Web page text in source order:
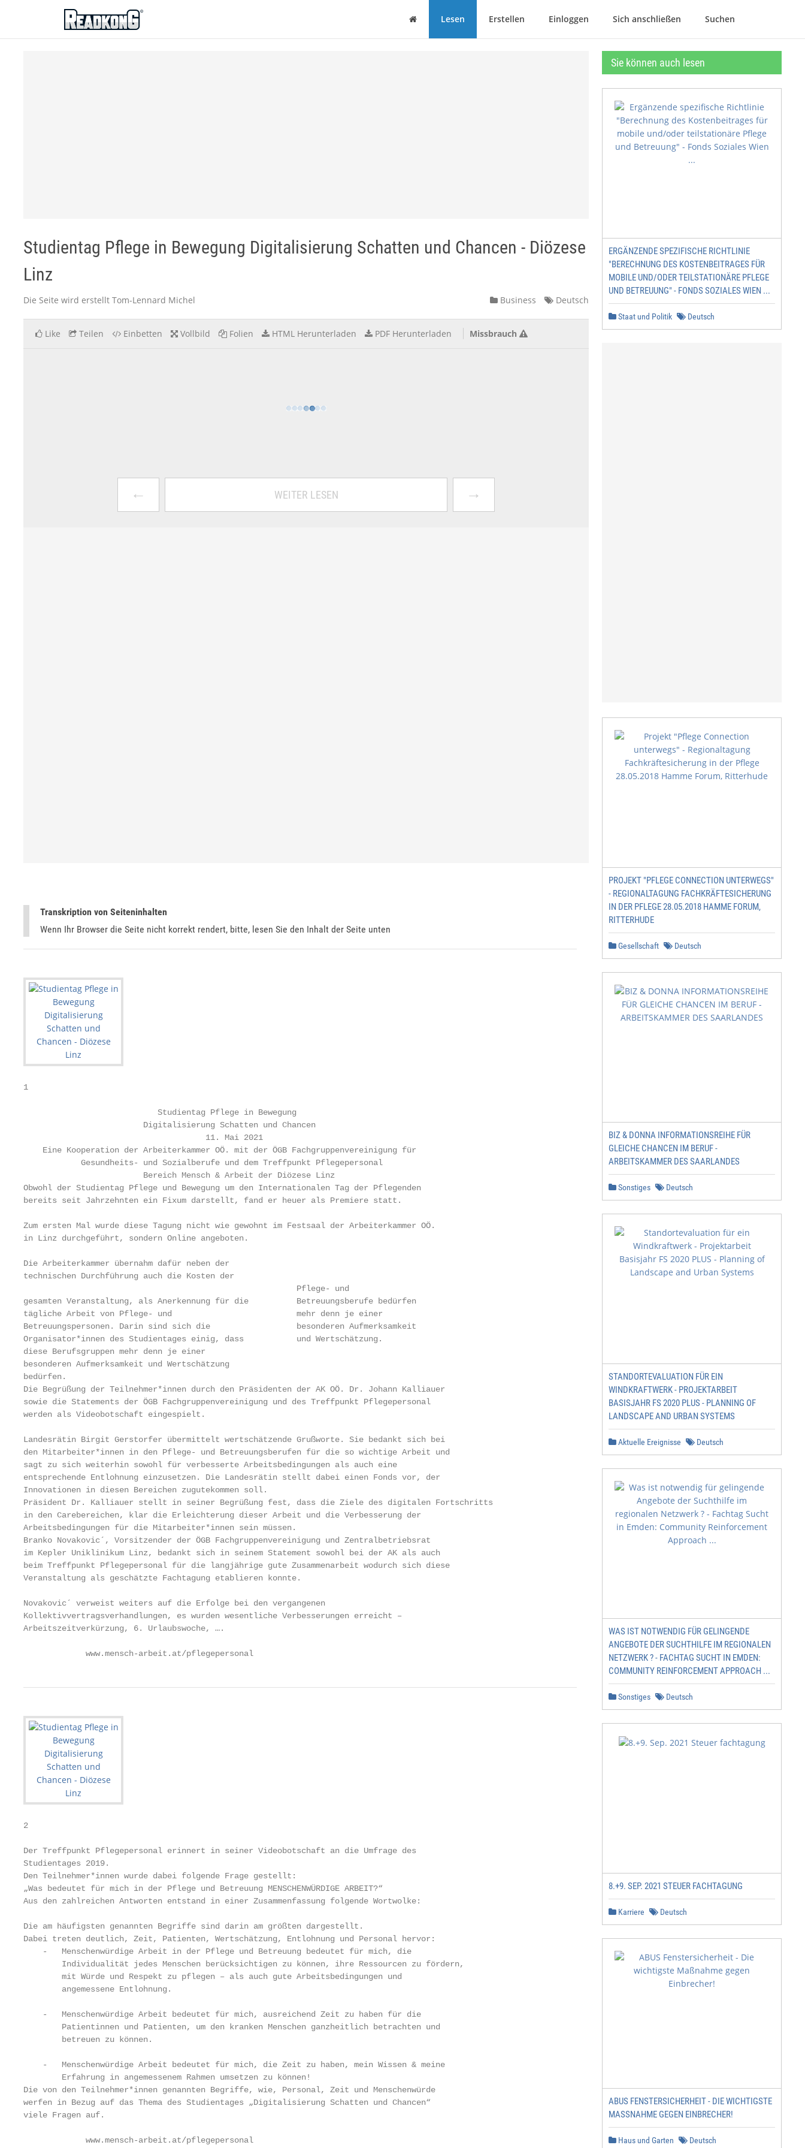
ReadkonG
Haus Lesen Erstellen Einloggen Sich anschließen Suchen
Studientag Pflege in Bewegung Digitalisierung Schatten und Chancen - Diözese
Linz
Die Seite wird erstellt Tom-Lennard Michel Business Deutsch
Like Teilen Einbetten Vollbild Folien HTML Herunterladen PDF Herunterladen Missbrauch
← WEITER LESEN →
Transkription von Seiteninhalten
Wenn Ihr Browser die Seite nicht korrekt rendert, bitte, lesen Sie den Inhalt der Seite unten
1
                            Studientag Pflege in Bewegung
                         Digitalisierung Schatten und Chancen
                                      11. Mai 2021
    Eine Kooperation der Arbeiterkammer OÖ. mit der ÖGB Fachgruppenvereinigung für
            Gesundheits- und Sozialberufe und dem Treffpunkt Pflegepersonal
                         Bereich Mensch & Arbeit der Diözese Linz
Obwohl der Studientag Pflege und Bewegung um den Internationalen Tag der Pflegenden
bereits seit Jahrzehnten ein Fixum darstellt, fand er heuer als Premiere statt.
Zum ersten Mal wurde diese Tagung nicht wie gewohnt im Festsaal der Arbeiterkammer OÖ.
in Linz durchgeführt, sondern Online angeboten.
Die Arbeiterkammer übernahm dafür neben der
technischen Durchführung auch die Kosten der
                                                         Pflege- und
gesamten Veranstaltung, als Anerkennung für die          Betreuungsberufe bedürfen
tägliche Arbeit von Pflege- und                          mehr denn je einer
Betreuungspersonen. Darin sind sich die                  besonderen Aufmerksamkeit
Organisator*innen des Studientages einig, dass           und Wertschätzung.
diese Berufsgruppen mehr denn je einer
besonderen Aufmerksamkeit und Wertschätzung
bedürfen.
Die Begrüßung der Teilnehmer*innen durch den Präsidenten der AK OÖ. Dr. Johann Kalliauer
sowie die Statements der ÖGB Fachgruppenvereinigung und des Treffpunkt Pflegepersonal
werden als Videobotschaft eingespielt.
Landesrätin Birgit Gerstorfer übermittelt wertschätzende Grußworte. Sie bedankt sich bei
den Mitarbeiter*innen in den Pflege- und Betreuungsberufen für die so wichtige Arbeit und
sagt zu sich weiterhin sowohl für verbesserte Arbeitsbedingungen als auch eine
entsprechende Entlohnung einzusetzen. Die Landesrätin stellt dabei einen Fonds vor, der
Innovationen in diesen Bereichen zugutekommen soll.
Präsident Dr. Kalliauer stellt in seiner Begrüßung fest, dass die Ziele des digitalen Fortschritts
in den Carebereichen, klar die Erleichterung dieser Arbeit und die Verbesserung der
Arbeitsbedingungen für die Mitarbeiter*innen sein müssen.
Branko Novakovic´, Vorsitzender der ÖGB Fachgruppenvereinigung und Zentralbetriebsrat
im Kepler Uniklinikum Linz, bedankt sich in seinem Statement sowohl bei der AK als auch
beim Treffpunkt Pflegepersonal für die langjährige gute Zusammenarbeit wodurch sich diese
Veranstaltung als geschätzte Fachtagung etablieren konnte.
Novakovic´ verweist weiters auf die Erfolge bei den vergangenen
Kollektivvertragsverhandlungen, es wurden wesentliche Verbesserungen erreicht –
Arbeitszeitverkürzung, 6. Urlaubswoche, ….
             www.mensch-arbeit.at/pflegepersonal
2
Der Treffpunkt Pflegepersonal erinnert in seiner Videobotschaft an die Umfrage des
Studientages 2019.
Den Teilnehmer*innen wurde dabei folgende Frage gestellt:
„Was bedeutet für mich in der Pflege und Betreuung MENSCHENWÜRDIGE ARBEIT?“
Aus den zahlreichen Antworten entstand in einer Zusammenfassung folgende Wortwolke:
Die am häufigsten genannten Begriffe sind darin am größten dargestellt.
Dabei treten deutlich, Zeit, Patienten, Wertschätzung, Entlohnung und Personal hervor:
    -   Menschenwürdige Arbeit in der Pflege und Betreuung bedeutet für mich, die
        Individualität jedes Menschen berücksichtigen zu können, ihre Ressourcen zu fördern,
        mit Würde und Respekt zu pflegen – als auch gute Arbeitsbedingungen und
        angemessene Entlohnung.
    -   Menschenwürdige Arbeit bedeutet für mich, ausreichend Zeit zu haben für die
        Patientinnen und Patienten, um den kranken Menschen ganzheitlich betrachten und
        betreuen zu können.
    -   Menschenwürdige Arbeit bedeutet für mich, die Zeit zu haben, mein Wissen & meine
        Erfahrung in angemessenem Rahmen umsetzen zu können!
Die von den Teilnehmer*innen genannten Begriffe, wie, Personal, Zeit und Menschenwürde
werfen in Bezug auf das Thema des Studientages „Digitalisierung Schatten und Chancen“
viele Fragen auf.
             www.mensch-arbeit.at/pflegepersonal
Sie können auch lesen
ERGÄNZENDE SPEZIFISCHE RICHTLINIE
"BERECHNUNG DES KOSTENBEITRAGES FÜR
MOBILE UND/ODER TEILSTATIONÄRE PFLEGE
UND BETREUUNG" - FONDS SOZIALES WIEN ...
Staat und Politik Deutsch
PROJEKT "PFLEGE CONNECTION UNTERWEGS"
- REGIONALTAGUNG FACHKRÄFTESICHERUNG
IN DER PFLEGE 28.05.2018 HAMME FORUM,
RITTERHUDE
Gesellschaft Deutsch
BIZ & DONNA INFORMATIONSREIHE FÜR
GLEICHE CHANCEN IM BERUF -
ARBEITSKAMMER DES SAARLANDES
Sonstiges Deutsch
STANDORTEVALUATION FÜR EIN
WINDKRAFTWERK - PROJEKTARBEIT
BASISJAHR FS 2020 PLUS - PLANNING OF
LANDSCAPE AND URBAN SYSTEMS
Aktuelle Ereignisse Deutsch
WAS IST NOTWENDIG FÜR GELINGENDE
ANGEBOTE DER SUCHTHILFE IM REGIONALEN
NETZWERK ? - FACHTAG SUCHT IN EMDEN:
COMMUNITY REINFORCEMENT APPROACH ...
Sonstiges Deutsch
8.+9. SEP. 2021 STEUER FACHTAGUNG
Karriere Deutsch
ABUS FENSTERSICHERHEIT - DIE WICHTIGSTE
MASSNAHME GEGEN EINBRECHER!
Haus und Garten Deutsch